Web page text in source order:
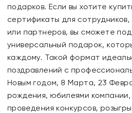
подарков. Если вы хотите
сертификаты для сотрудников,
или партнеров, вы сможете
универсальный подарок,
каждому. Такой формат
поздравлений с
Новым годом, 8 Марта, 23
рождения, юбилеями
проведения конкурсов,